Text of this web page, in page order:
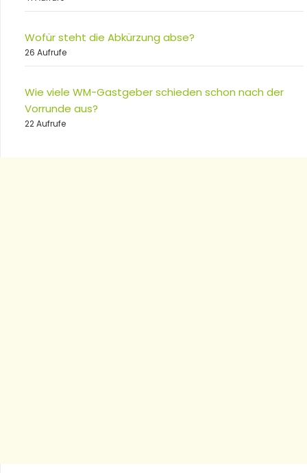
Wofür steht die Abkürzung abse?
26 Aufrufe
Wie viele WM-Gastgeber schieden schon nach der
Vorrunde aus?
22 Aufrufe